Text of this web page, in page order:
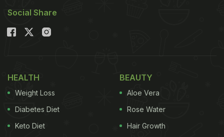
Social Share
HEALTH
Weight Loss
Diabetes Diet
Keto Diet
BEAUTY
Aloe Vera
Rose Water
Hair Growth